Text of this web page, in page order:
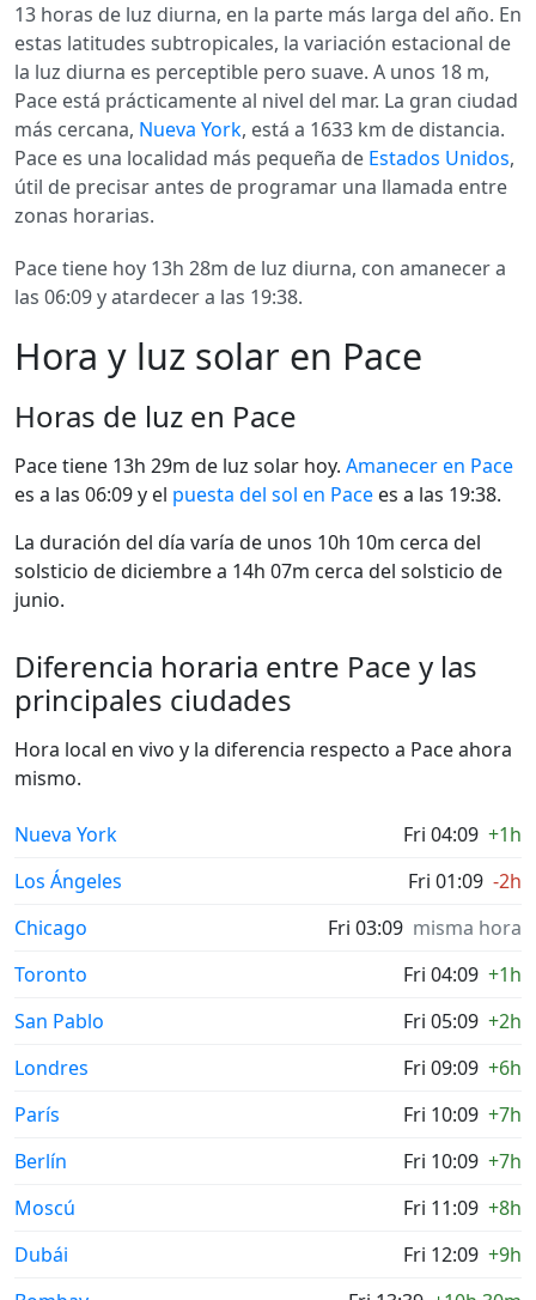
13 horas de luz diurna, en la parte más larga del año. En
estas latitudes subtropicales, la variación estacional de
la luz diurna es perceptible pero suave. A unos 18 m,
Pace está prácticamente al nivel del mar. La gran ciudad
más cercana, Nueva York, está a 1633 km de distancia.
Pace es una localidad más pequeña de Estados Unidos,
útil de precisar antes de programar una llamada entre
zonas horarias.
Pace tiene hoy 13h 28m de luz diurna, con amanecer a
las 06:09 y atardecer a las 19:38.
Hora y luz solar en Pace
Horas de luz en Pace
Pace tiene 13h 29m de luz solar hoy. Amanecer en Pace
es a las 06:09 y el puesta del sol en Pace es a las 19:38.
La duración del día varía de unos 10h 10m cerca del
solsticio de diciembre a 14h 07m cerca del solsticio de
junio.
Diferencia horaria entre Pace y las
principales ciudades
Hora local en vivo y la diferencia respecto a Pace ahora
mismo.
Nueva York Fri 04:09 +1h
Los Ángeles
Fri 01:09 -2h
Chicago
Fri 03:09 misma hora
Toronto
Fri 04:09 +1h
San Pablo
Fri 05:09 +2h
Londres
Fri 09:09 +6h
París
Fri 10:09 +7h
Berlín
Fri 10:09 +7h
Moscú
Fri 11:09 +8h
Dubái
Fri 12:09 +9h